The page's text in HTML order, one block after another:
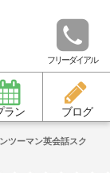
フリーダイアル
ラン ブログ
ツーマン英会話スク